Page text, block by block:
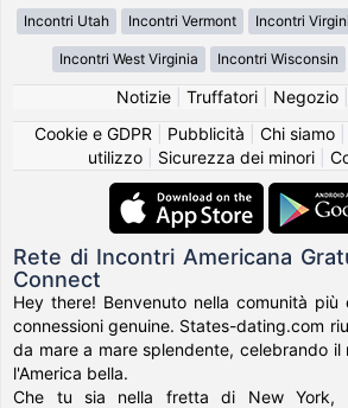
Incontri Utah Incontri Vermont Incontri
Incontri West Virginia Incontri Wisconsin
Notizie| Truffatori| Negozio|
Cookie e GDPR
Pubblicità Chi siamo|
utilizzo| Sicurezza dei minori|
Rete di Incontri Americana
Connect
Hey there! Benvenuto nella comunità più
connessioni genuine. States-dating.com
da mare a mare splendente, celebrando
l'America bella.
Che tu sia nella fretta di New York,